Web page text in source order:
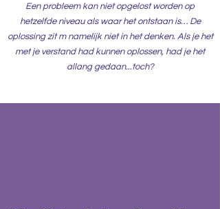
Een probleem kan niet opgelost worden op
hetzelfde niveau als waar het ontstaan is… De
oplossing zit m namelijk niet in het denken. Als je het
met je verstand had kunnen oplossen, had je het
allang gedaan...toch?